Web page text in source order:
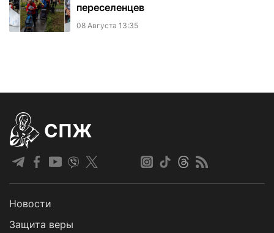
переселенцев
08 Августа 13:35
СПЖ
Новости
Защита веры